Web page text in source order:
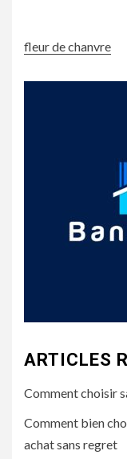
fleur de chanvre
ARTICLES
Comment choisir
Comment bien
achat sans regret